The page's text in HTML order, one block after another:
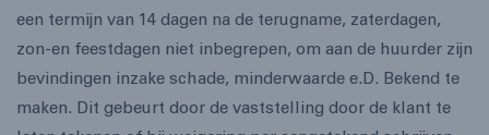
een termijn van 14 dagen na de terugname, zaterdagen,
zon-en feestdagen niet inbegrepen, om aan de huurder zijn
bevindingen inzake schade, minderwaarde e.D. Bekend te
maken. Dit gebeurt door de vaststelling door de klant te